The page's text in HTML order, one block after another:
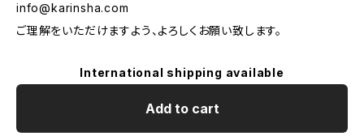
info@karinsha.com
ご理解をいただけますよう、よろしくお願い致します。
International shipping available
Add to cart